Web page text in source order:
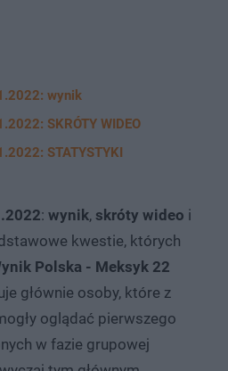
wynik
SKRÓTY WIDEO
STATYSTYKI
: wynik, skróty wideo i
kwestie, których
Polska - Meksyk 22
głównie osoby, które z
oglądać pierwszego
w fazie grupowej